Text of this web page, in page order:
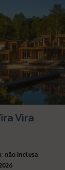
Vira
: não inclusa